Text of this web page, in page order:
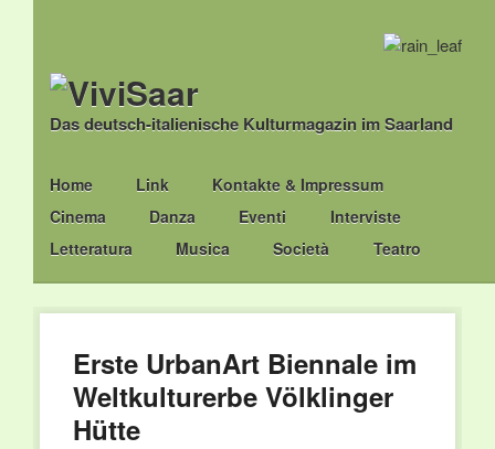
Das deutsch-italienische Kulturmagazin im Saarland
Main menu
Skip
to
content
Home Link
Kontakte & Impressum
Cinema
Danza Eventi
Interviste
Letteratura
Musica Società Teatro
Erste UrbanArt Biennale im
Weltkulturerbe Völklinger
Hütte